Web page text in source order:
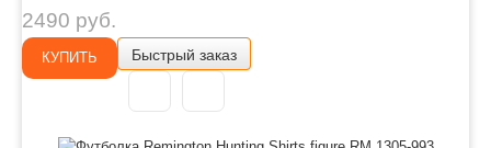
и не сковывающего движения. В летнее время защитит Вас от
солнечных лучей. В демисезонный и зимний период будет
отличным базовым слоем, для отведения влаги от тела. На
манжета..
2490 руб.
КУПИТЬ Быстрый заказ